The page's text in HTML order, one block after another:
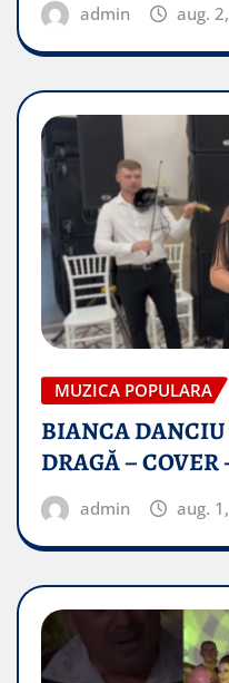
admin aug.
MUZICA POPULARA
BIANCA DANCIU
DRAGĂ – COVER
admin aug.